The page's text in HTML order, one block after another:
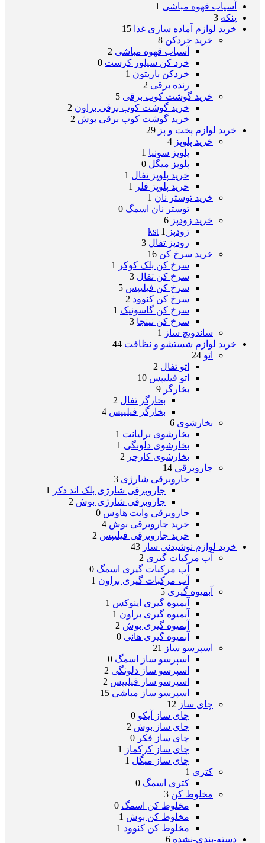
آسیاب قهوه مباشی 1
پنکه 3
خرید لوازم آماده سازی غذا 15
خرید خردکن 8
آسیاب قهوه مباشی 2
خرد کن سیلور کرست 0
خردکن باریتون 1
رنده برقی 2
خرید گوشت کوب برقی 5
خرید گوشت کوب برقی براون 2
خرید گوشت کوب برقی بوش 2
خرید لوازم پخت و پز 29
خرید پلوپز 4
پلوپز سونیا 1
پلوپز میگل 0
خرید پلوپز تفال 1
خرید پلوپز فلر
1
خرید توستر نان 1
توستر نان اسمگ 0
خرید زودپز 6
زودپز kst
1
زودپز تفال 3
خرید سرخ کن 16
سرخ کن بلک کوکر
1
سرخ کن تفال 3
سرخ کن فیلیپس 5
سرخ کن کنوود 2
سرخ کن گاسونیک 1
سرخ کن نینجا 3
ساندویچ ساز
1
خرید لوازم شستشو و نظافت 44
اتو 24
اتو تفال 2
اتو فیلیپس 10
بخارگر 9
بخارگر تفال 2
بخارگر فیلیپس 4
بخارشوی 6
بخارشوی برلیانت 1
بخارشوی دلونگی 1
بخارشوی کارچر 2
جاروبرقی 14
جاروبرقی شارژی 3
جاروبرقی شارژی بلک اند دکر
1
جاروبرقی شارژی بوش 2
جاروبرقی وایت هاوس 0
خرید جاروبرقی بوش 4
خرید جاروبرقی فیلیپس 2
خرید لوازم نوشیدنی ساز 43
آب مرکبات گیری 2
آب مرکبات گیری اسمگ 0
آب مرکبات گیری براون 1
آبمیوه گیری 5
آبمیوه گیری اینوکس 1
آبمیوه گیری براون 1
آبمیوه گیری بوش 2
آبمیوه گیری هانی 0
اسپرسو ساز
21
اسپرسو ساز اسمگ 0
اسپرسو ساز دلونگی 2
اسپرسو ساز فیلیپس 2
اسپرسو ساز مباشی 15
چای ساز 12
چای ساز آیکو 0
چای ساز بوش 2
چای ساز فکر 0
چای ساز کرکماز
1
چای ساز میگل 1
کتری 1
کتری اسمگ 0
مخلوط کن 3
مخلوط کن اسمگ 0
مخلوط کن بوش 1
مخلوط کن کنوود 1
دسته-بندی-نشده 6